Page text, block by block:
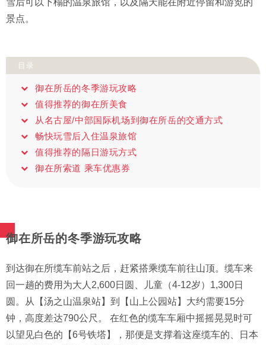
景点。
目录
御在所岳的冬季游玩攻略
值得推荐的御在所美食
从名古屋/中部国际机场到御在所岳的交通方式
畅快玩雪后入住温泉旅馆
值得推荐的隔日游玩方式
御在所索道 乘车优惠券
御在所岳的冬季游玩攻略
到达御在所缆车前站之后，赶紧搭乘缆车前往山顶。缆车来
回一趟的费用为大人2,600日圆、儿童（4-12岁）1,300日
圆。从【汤之山温泉站】到【山上公园站】大约需要15分
钟，高度差达790公尺。 在红色的缆车车厢中摇摇晃晃时可
以望见白色的【6号铁塔】，那便是支撑着这座缆车的、日本